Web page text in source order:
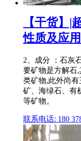
【干货】|
性质及应
2、成分 ：石灰
要矿物是方解石
类矿物,此外尚
矿、海绿石、有
等矿物。
联系电话: 180